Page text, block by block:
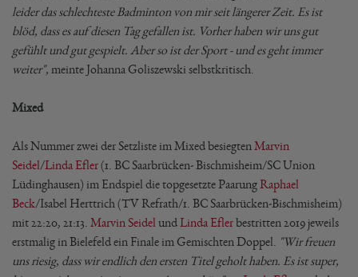
leider das schlechteste Badminton von mir seit längerer Zeit. Es ist
blöd, dass es auf diesen Tag gefallen ist. Vorher haben wir uns gut
gefühlt und gut gespielt. Aber so ist der Sport - und es geht immer
weiter", meinte Johanna Goliszewski selbstkritisch.
Mixed
Als Nummer zwei der Setzliste im Mixed besiegten Marvin
Seidel/Linda Efler(1. BC Saarbrücken- Bischmisheim/SC Union
Lüdinghausen) im Endspiel die topgesetzte Paarung Raphael
Beck/Isabel Herttrich (TV Refrath/1. BC Saarbrücken-Bischmisheim)
mit 22:20, 21:13. Marvin Seidel und Linda Eflerbestritten 2019 jeweils
erstmalig in Bielefeld ein Finale im Gemischten Doppel.
"Wir freuen
uns riesig, dass wir endlich den ersten Titel geholt haben. Es ist super,